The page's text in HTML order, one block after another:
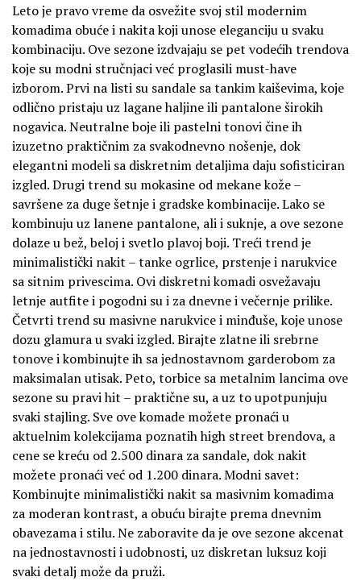
Leto je pravo vreme da osvežite svoj stil modernim
komadima obuće i nakita koji unose eleganciju u svaku
kombinaciju. Ove sezone izdvajaju se pet vodećih trendova
koje su modni stručnjaci već proglasili must-have
izborom. Prvi na listi su sandale sa tankim kaiševima, koje
odlično pristaju uz lagane haljine ili pantalone širokih
nogavica. Neutralne boje ili pastelni tonovi čine ih
izuzetno praktičnim za svakodnevno nošenje, dok
elegantni modeli sa diskretnim detaljima daju sofisticiran
izgled. Drugi trend su mokasine od mekane kože –
savršene za duge šetnje i gradske kombinacije. Lako se
kombinuju uz lanene pantalone, ali i suknje, a ove sezone
dolaze u bež, beloj i svetlo plavoj boji. Treći trend je
minimalistički nakit – tanke ogrlice, prstenje i narukvice
sa sitnim privescima. Ovi diskretni komadi osvežavaju
letnje autfite i pogodni su i za dnevne i večernje prilike.
Četvrti trend su masivne narukvice i minđuše, koje unose
dozu glamura u svaki izgled. Birajte zlatne ili srebrne
tonove i kombinujte ih sa jednostavnom garderobom za
maksimalan utisak. Peto, torbice sa metalnim lancima ove
sezone su pravi hit – praktične su, a uz to upotpunjuju
svaki stajling. Sve ove komade možete pronaći u
aktuelnim kolekcijama poznatih high street brendova, a
cene se kreću od 2.500 dinara za sandale, dok nakit
možete pronaći već od 1.200 dinara. Modni savet:
Kombinujte minimalistički nakit sa masivnim komadima
za moderan kontrast, a obuću birajte prema dnevnim
obavezama i stilu. Ne zaboravite da je ove sezone akcenat
na jednostavnosti i udobnosti, uz diskretan luksuz koji
svaki detalj može da pruži.